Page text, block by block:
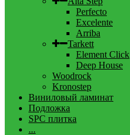
Perfecto
Excelente
Arriba
Tarkett
Element Click
Deep House
Woodrock
Kronostep
Виниловый ламинат
Подложка
SPC плитка
...